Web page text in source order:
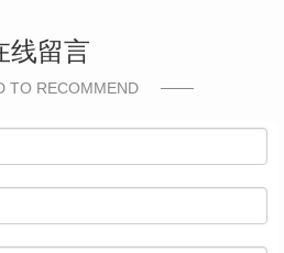
线留言
TO RECOMMEND